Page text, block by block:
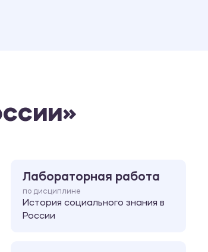
Лабораторная работа
по дисциплине
История социального знания в
России